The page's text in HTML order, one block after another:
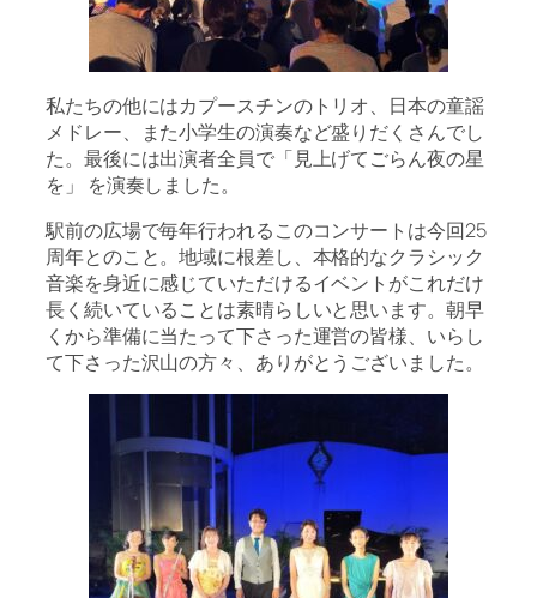
私たちの他にはカプースチンのトリオ、日本の童謡
メドレー、また小学生の演奏など盛りだくさんでし
た。最後には出演者全員で「見上げてごらん夜の星
を」 を演奏しました。
駅前の広場で毎年行われるこのコンサートは今回25
周年とのこと。地域に根差し、本格的なクラシック
音楽を身近に感じていただけるイベントがこれだけ
長く続いていることは素晴らしいと思います。朝早
くから準備に当たって下さった運営の皆様、いらし
て下さった沢山の方々、ありがとうございました。